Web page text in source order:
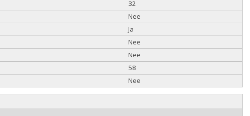
32
Nee
Ja
Nee
Nee
58
Nee